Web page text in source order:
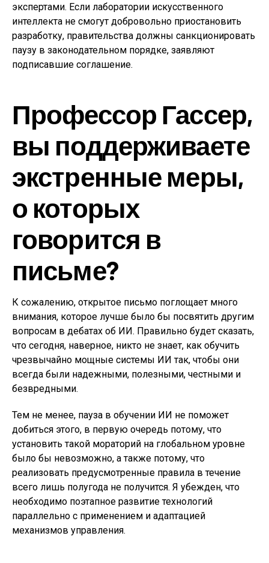
экспертами. Если лаборатории искусственного
интеллекта не смогут добровольно приостановить
разработку, правительства должны санкционировать
паузу в законодательном порядке, заявляют
подписавшие соглашение.
Профессор Гассер,
вы поддерживаете
экстренные меры,
о которых
говорится в
письме?
К сожалению, открытое письмо поглощает много
внимания, которое лучше было бы посвятить другим
вопросам в дебатах об ИИ. Правильно будет сказать,
что сегодня, наверное, никто не знает, как обучить
чрезвычайно мощные системы ИИ так, чтобы они
всегда были надежными, полезными, честными и
безвредными.
Тем не менее, пауза в обучении ИИ не поможет
добиться этого, в первую очередь потому, что
установить такой мораторий на глобальном уровне
было бы невозможно, а также потому, что
реализовать предусмотренные правила в течение
всего лишь полугода не получится. Я убежден, что
необходимо поэтапное развитие технологий
параллельно с применением и адаптацией
механизмов управления.